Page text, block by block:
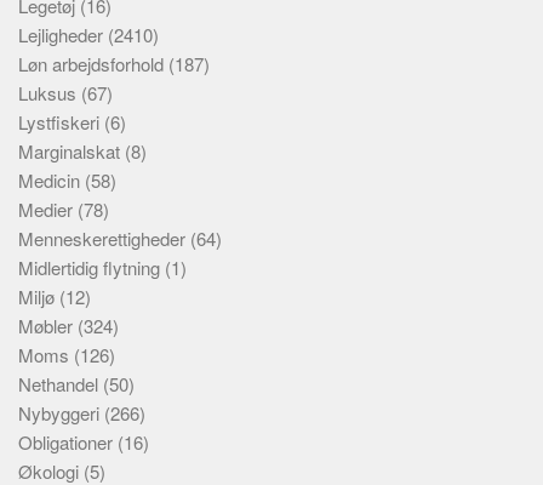
Legetøj (16)
Lejligheder (2410)
Løn arbejdsforhold (187)
Luksus (67)
Lystfiskeri (6)
Marginalskat (8)
Medicin (58)
Medier (78)
Menneskerettigheder (64)
Midlertidig flytning (1)
Miljø (12)
Møbler (324)
Moms (126)
Nethandel (50)
Nybyggeri (266)
Obligationer (16)
Økologi (5)